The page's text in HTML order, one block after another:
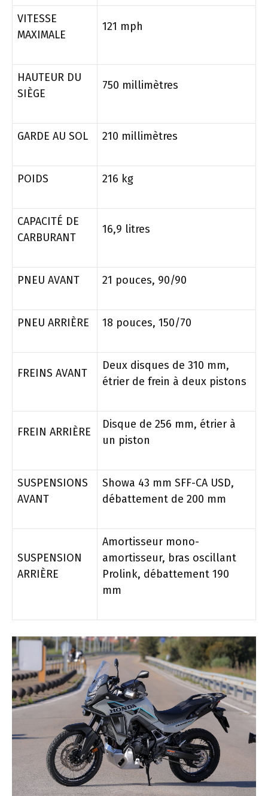
VITESSE
MAXIMALE
121 mph
HAUTEUR DU
SIÈGE
750 millimètres
GARDE AU SOL 210 millimètres
POIDS 216 kg
CAPACITÉ DE
CARBURANT
16,9 litres
PNEU AVANT 21 pouces, 90/90
PNEU ARRIÈRE 18 pouces, 150/70
FREINS AVANT
Deux disques de 310 mm,
étrier de frein à deux pistons
FREIN ARRIÈRE
Disque de 256 mm, étrier à
un piston
SUSPENSIONS
AVANT
Showa 43 mm SFF-CA USD,
débattement de 200 mm
SUSPENSION
ARRIÈRE
Amortisseur mono-
amortisseur, bras oscillant
Prolink, débattement 190
mm